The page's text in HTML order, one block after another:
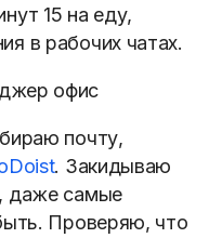
15 на еду,
в рабочих чатах.
почту,
. Закидываю
даже самые
Проверяю, что